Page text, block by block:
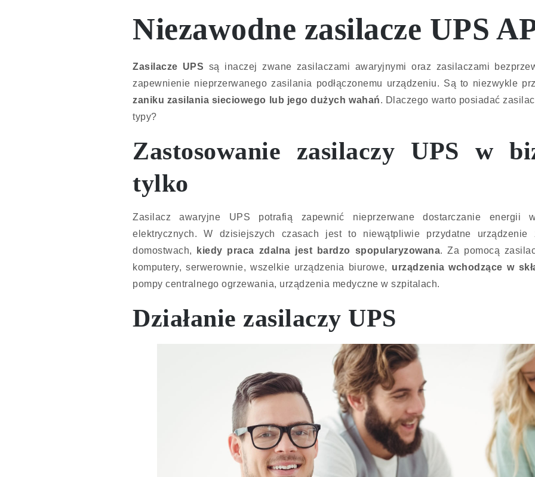
Niezawodne zasilacze UPS
Zasilacze UPS są inaczej zwane zasilaczami awaryjnymi oraz zasilaczami
zapewnienie nieprzerwanego zasilania podłączonemu urządzeniu. Są to niezwykle
zaniku zasilania sieciowego lub jego dużych wahań. Dlaczego warto posiadać
typy?
Zastosowanie zasilaczy UPS w
tylko
Zasilacz awaryjne UPS potrafią zapewnić nieprzerwane dostarczanie energii
elektrycznych. W dzisiejszych czasach jest to niewątpliwie przydatne
domostwach,
kiedy praca zdalna jest bardzo spopularyzowana. Za pomocą
komputery, serwerownie, wszelkie urządzenia biurowe, urządzenia wchodzące w
pompy centralnego ogrzewania, urządzenia medyczne w szpitalach.
Działanie zasilaczy UPS